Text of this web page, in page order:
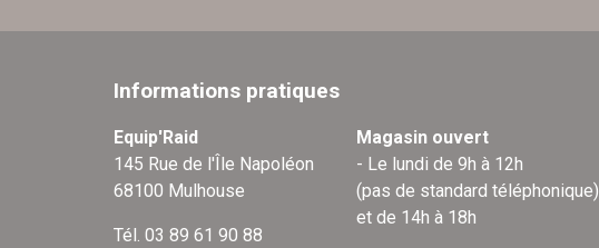
Informations pratiques
Equip'Raid
145 Rue de l'Île Napoléon
68100 Mulhouse
Tél. 03 89 61 90 88
Magasin ouvert
- Le lundi de 9h à 12h
(pas de standard téléphonique)
et de 14h à 18h